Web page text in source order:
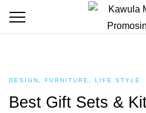
DESIGN FURNITURE LIFE STYLE
Best Gift Sets &